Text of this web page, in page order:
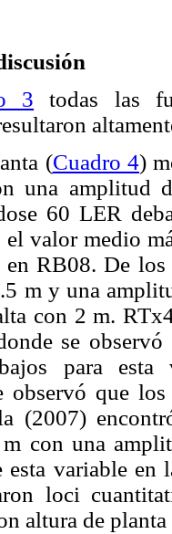
3 todas las
(Cuadro 4)
una amplitud
60 LER
valor medio
RB08. De
m y una
con 2 m.
se
para esta
observó que
(2007)
con una
esta variable
loci
altura de